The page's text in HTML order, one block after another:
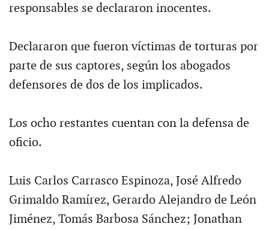
responsables se declararon inocentes.
Declararon que fueron víctimas de torturas por
parte de sus captores, según los abogados
defensores de dos de los implicados.
Los ocho restantes cuentan con la defensa de
oficio.
Luis Carlos Carrasco Espinoza, José Alfredo
Grimaldo Ramírez, Gerardo Alejandro de León
Jiménez, Tomás Barbosa Sánchez; Jonathan